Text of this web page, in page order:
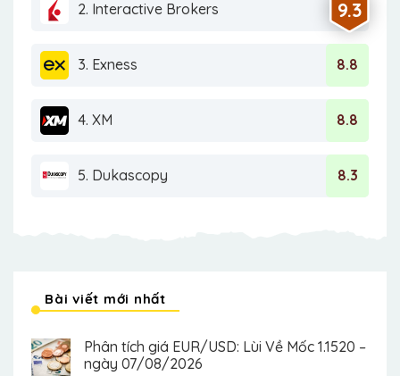
2. Interactive Brokers 9.3
3. Exness 8.8
4. XM 8.8
5. Dukascopy 8.3
Bài viết mới nhất
Phân tích giá EUR/USD: Lùi Về Mốc 1.1520 –
ngày 07/08/2026